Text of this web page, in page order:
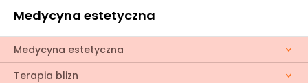
Medycyna estetyczna
Medycyna estetyczna
Terapia blizn